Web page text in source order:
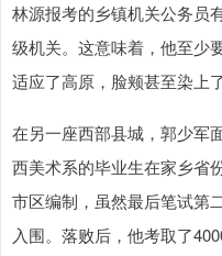
林源报考的乡镇机关公务员
级机关。这意味着，他至少
适应了高原，脸颊甚至染上
在另一座西部县城，郭少军
西美术系的毕业生在家乡省
市区编制，虽然最后笔试第
入围。落败后，他考取了